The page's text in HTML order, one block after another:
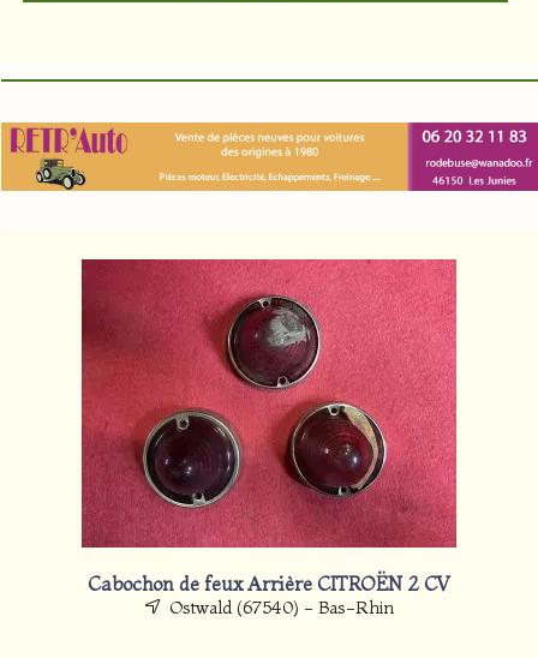
Cabochon de feux Arrière CITROËN 2 CV
Ostwald (67540) - Bas-Rhin